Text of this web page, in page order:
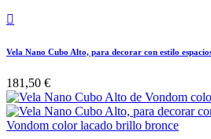

Vela Nano Cubo Alto, para decorar con estilo
181,50 €